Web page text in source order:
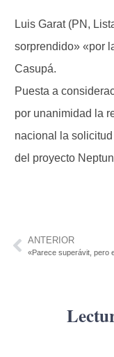
Luis Garat (PN,
sorprendido» «por
Casupá.
Puesta a
por unanimidad la
nacional la
del proyecto
ANTERIOR